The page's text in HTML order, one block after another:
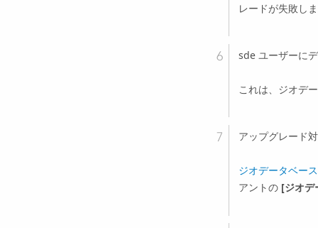
レードが失敗し
sde ユーザーに
これは、ジオデ
アップグレード
ジオデータベー
アントの [ジオデ